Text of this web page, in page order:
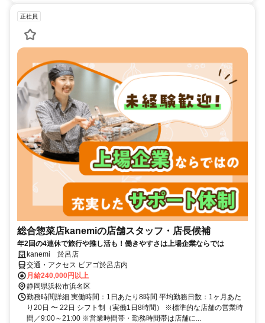
正社員
総合惣菜店kanemiの店舗スタッフ・店長候補
年2回の4連休で旅行や推し活も！働きやすさは上場企業ならでは
kanemi 於呂店
交通・アクセス ピアゴ於呂店内
月給240,000円以上
静岡県浜松市浜名区
勤務時間詳細 実働時間：1日あたり8時間 平均勤務日数：1ヶ月あた
り20日 〜 22日 シフト制（実働1日8時間） ※標準的な店舗の営業時
間／9:00～21:00 ※営業時間帯・勤務時間帯は店舗に...